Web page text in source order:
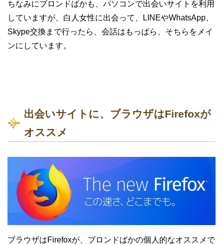
ちなみにブロンドばかも、パソコンで出会いサイトを利用
していますが、白人女性に出会って、LINEやWhatsApp、
Skype交換まで行ったら、会話はもっぱら、そちらをメイ
ンにしています。
出会いサイトに、ブラウザはFirefoxが
オススメ
ブラウザはFirefoxが、ブロンドばかの個人的なオススメで